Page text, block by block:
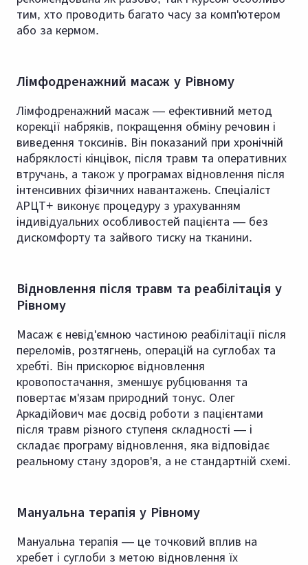
тим, хто проводить багато часу за комп'ютером
або за кермом.
Лімфодренажний масаж у Рівному
Лімфодренажний масаж — ефективний метод
корекції набряків, покращення обміну речовин і
виведення токсинів. Він показаний при хронічній
набряклості кінцівок, після травм та оперативних
втручань, а також у програмах відновлення після
інтенсивних фізичних навантажень. Спеціаліст
АРЦТ+ виконує процедуру з урахуванням
індивідуальних особливостей пацієнта — без
дискомфорту та зайвого тиску на тканини.
Відновлення після травм та реабілітація у
Рівному
Масаж є невід'ємною частиною реабілітації після
переломів, розтягнень, операцій на суглобах та
хребті. Він прискорює відновлення
кровопостачання, зменшує рубцювання та
повертає м'язам природний тонус. Олег
Аркадійович має досвід роботи з пацієнтами
після травм різного ступеня складності — і
складає програму відновлення, яка відповідає
реальному стану здоров'я, а не стандартній схемі.
Мануальна терапія у Рівному
Мануальна терапія — це точковий вплив на
хребет і суглоби з метою відновлення їх